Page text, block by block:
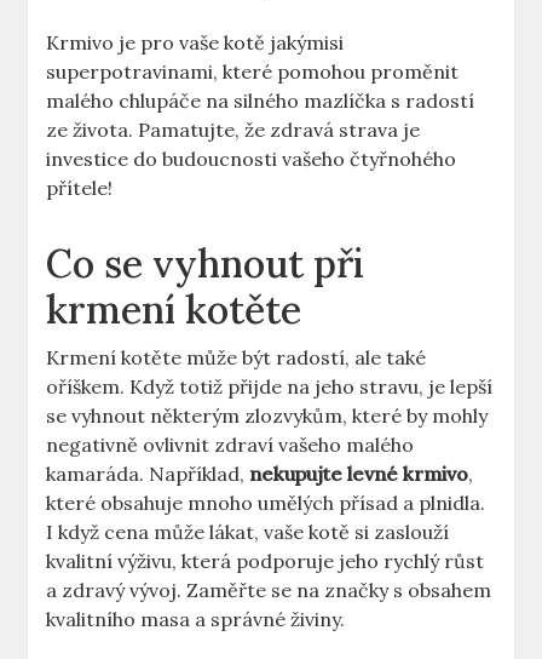
Krmivo je pro vaše kotě jakýmisi
superpotravinami, které pomohou proměnit
malého chlupáče na silného mazlíčka s radostí
ze života. Pamatujte, že zdravá strava je
investice do budoucnosti vašeho čtyřnohého
přítele!
Co se vyhnout při
krmení kotěte
Krmení kotěte může být radostí, ale také
oříškem. Když totiž přijde na jeho stravu, je lepší
se vyhnout některým zlozvykům, které by mohly
negativně ovlivnit zdraví vašeho malého
kamaráda. Například, nekupujte levné krmivo,
které obsahuje mnoho umělých přísad a plnidla.
I když cena může lákat, vaše kotě si zaslouží
kvalitní výživu, která podporuje jeho rychlý růst
a zdravý vývoj. Zaměřte se na značky s obsahem
kvalitního masa a správné živiny.